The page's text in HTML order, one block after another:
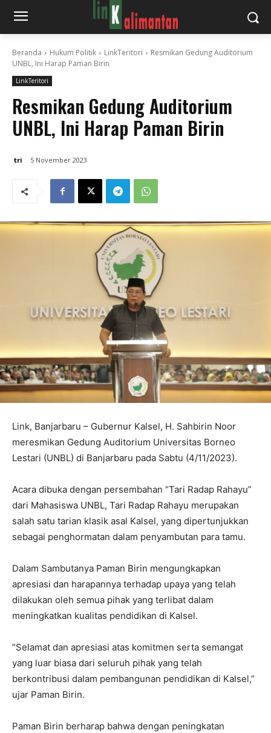
Beranda Hukum Politik LinkTeritori
Resmikan Gedung Auditorium
UNBL, Ini Harap Paman Birin
LinkTeritori
Resmikan Gedung Auditorium
UNBL, Ini Harap Paman Birin
tri 5 November 2023
Link, Banjarbaru – Gubernur Kalsel, H. Sahbirin Noor
meresmikan Gedung Auditorium Universitas Borneo
Lestari (UNBL) di Banjarbaru pada Sabtu (4/11/2023).
Acara dibuka dengan persembahan “Tari Radap Rahayu”
dari Mahasiswa UNBL, Tari Radap Rahayu merupakan
salah satu tarian klasik asal Kalsel, yang dipertunjukkan
sebagai penghormatan dalam penyambutan para tamu.
Dalam Sambutanya Paman Birin mengungkapkan
apresiasi dan harapannya terhadap upaya yang telah
dilakukan oleh semua pihak yang terlibat dalam
meningkatkan kualitas pendidikan di Kalsel.
“Selamat dan apresiasi atas komitmen serta semangat
yang luar biasa dari seluruh pihak yang telah
berkontribusi dalam pembangunan pendidikan di Kalsel,”
ujar Paman Birin.
Paman Birin berharap bahwa dengan peningkatan